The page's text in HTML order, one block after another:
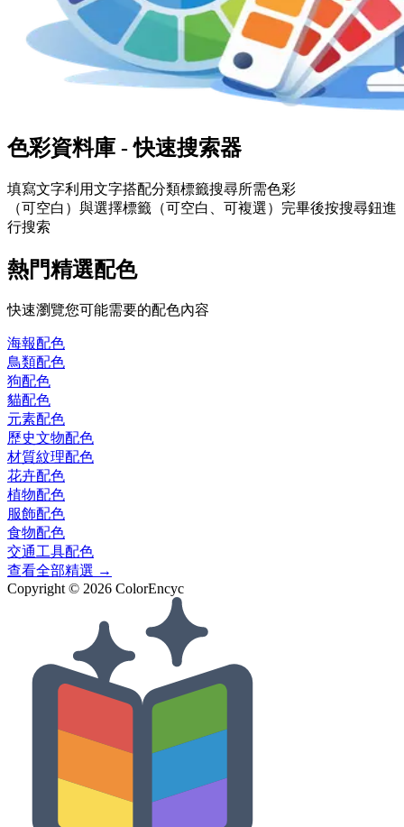
色彩資料庫 - 快速搜索器
填寫文字利用文字搭配分類標籤搜尋所需色彩
（可空白）與選擇標籤 （可空白、可複選）完畢後按搜尋鈕進
行搜索
熱門精選配色
快速瀏覽您可能需要的配色內容
海報配色
鳥類配色
狗配色
貓配色
元素配色
歷史文物配色
材質紋理配色
花卉配色
植物配色
服飾配色
食物配色
交通工具配色
查看全部精選 →
Copyright © 2026 ColorEncyc